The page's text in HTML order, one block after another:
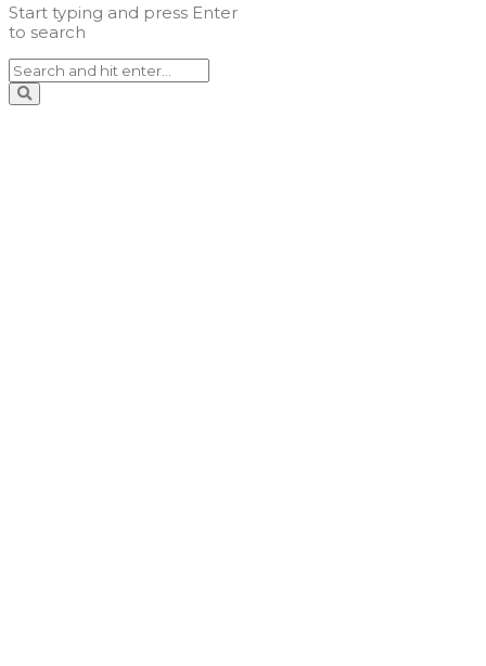
Start typing and press Enter
to search